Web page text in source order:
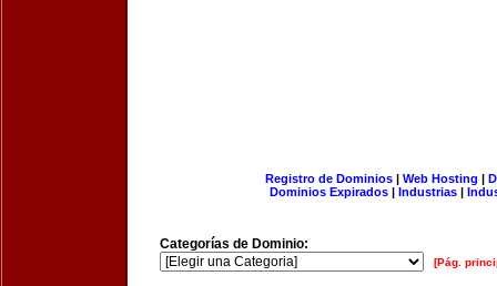
Registro de Dominios| Web Hosting |
Dominios Expirados | Industrias |
Categorías de Dominio:
[Pág.